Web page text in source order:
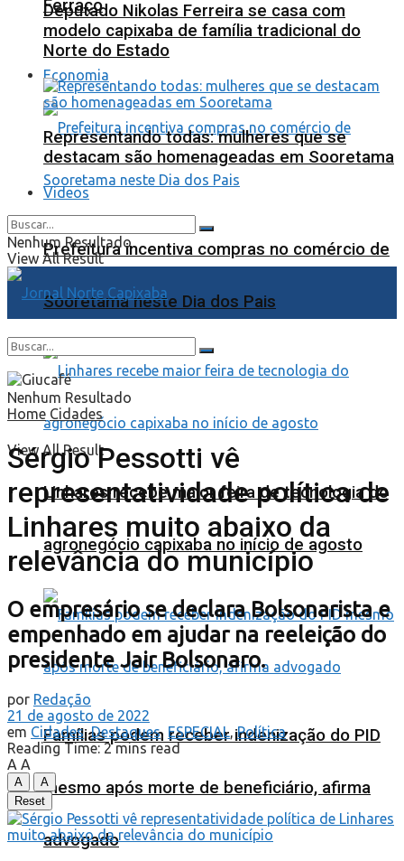
Ferraço
Economia
Prefeitura incentiva compras no comércio de
Sooretama neste Dia dos Pais
Linhares recebe maior feira de tecnologia do
agronegócio capixaba no início de agosto
Famílias podem receber indenização do PID
mesmo após morte de beneficiário, afirma
advogado
Deputado Nikolas Ferreira se casa com
modelo capixaba de família tradicional do
Norte do Estado
Representando todas: mulheres que se
destacam são homenageadas em Sooretama
Videos
Nenhum Resultado
View All Result
Nenhum Resultado
View All Result
Home Cidades
Sérgio Pessotti vê
representatividade política de
Linhares muito abaixo da
relevância do município
O empresário se declara Bolsonarista e
empenhado em ajudar na reeleição do
presidente Jair Bolsonaro.
por Redação
21 de agosto de 2022
em Cidades,Destaques, ESPECIAL,Política
Reading Time: 2 mins read
A A
A
A
Reset